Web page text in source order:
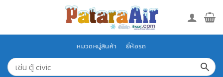
หมวดหมู่สินค้า ยี่ห้อรถ